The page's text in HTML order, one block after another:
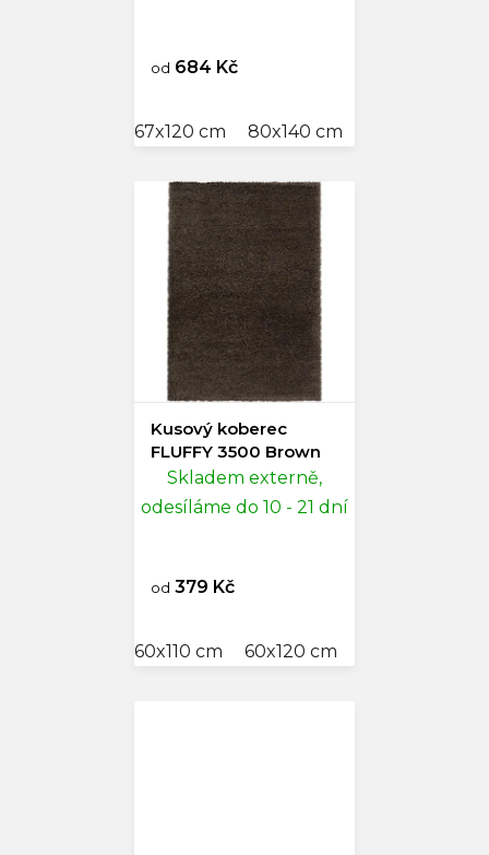
od 684 Kč
67x120 cm 80x140 cm
Kusový koberec
FLUFFY 3500 Brown
Skladem externě,
odesíláme do 10 - 21 dní
od 379 Kč
60x110 cm 60x120 cm